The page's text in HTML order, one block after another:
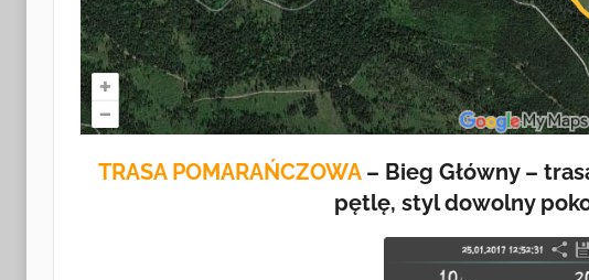
TRASA POMARAŃCZOWA – Bieg Główny –
pętlę, styl dowolny